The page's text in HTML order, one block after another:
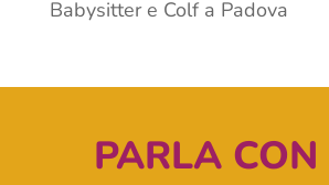
Babysitter e Colf a Padova
PARLA